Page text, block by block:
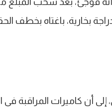
بخارية، باغتاه بخطف
إلى أن كاميرات المراقبة